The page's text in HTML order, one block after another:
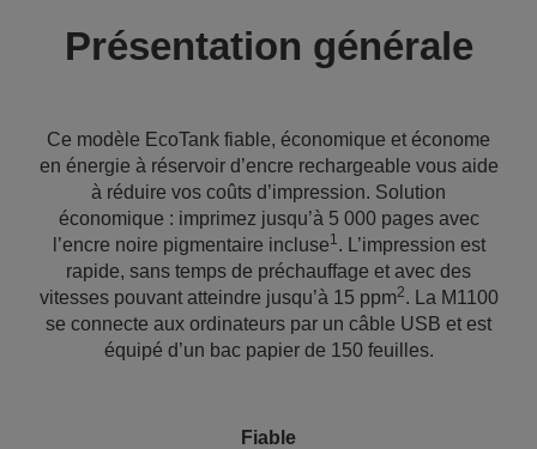
Présentation générale
Ce modèle EcoTank fiable, économique et économe
en énergie à réservoir d’encre rechargeable vous aide
à réduire vos coûts d’impression. Solution
économique : imprimez jusqu’à 5 000 pages avec
l’encre noire pigmentaire incluse1. L’impression est
rapide, sans temps de préchauffage et avec des
vitesses pouvant atteindre jusqu’à 15 ppm2. La M1100
se connecte aux ordinateurs par un câble USB et est
équipé d’un bac papier de 150 feuilles.
Fiable